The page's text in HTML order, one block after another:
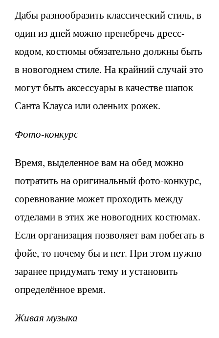
Дабы разнообразить классический стиль, в
один из дней можно пренебречь дресс-
кодом, костюмы обязательно должны быть
в новогоднем стиле. На крайний случай это
могут быть аксессуары в качестве шапок
Санта Клауса или оленьих рожек.
Фото-конкурс
Время, выделенное вам на обед можно
потратить на оригинальный фото-конкурс,
соревнование может проходить между
отделами в этих же новогодних костюмах.
Если организация позволяет вам побегать в
фойе, то почему бы и нет. При этом нужно
заранее придумать тему и установить
определённое время.
Живая музыка